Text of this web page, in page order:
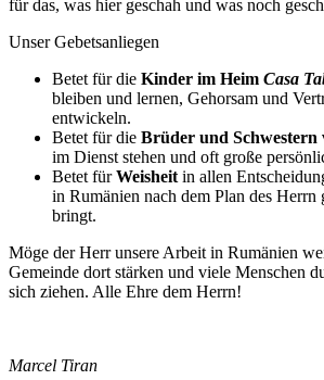
für das, was hier geschah und was noch
Unser Gebetsanliegen
Betet für die Kinder im Heim Casa
bleiben und lernen, Gehorsam und
entwickeln.
Betet für die Brüder und Schwestern
im Dienst stehen und oft große
Betet fürWeisheit in allen
in Rumänien nach dem Plan des Herrn
bringt.
Möge der Herr unsere Arbeit in Rumänien
Gemeinde dort stärken und viele Menschen
sich ziehen. Alle Ehre dem Herrn!
Marcel Tiran